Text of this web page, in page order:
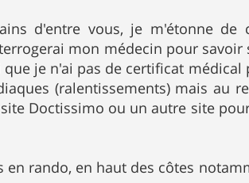
d'entre vous, je m'étonne de
mon médecin pour savoir
je n'ai pas de certificat médical
(ralentissements) mais au
Doctissimo ou un autre site
en rando, en haut des côtes